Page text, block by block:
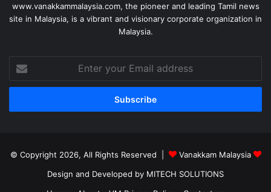
www.vanakkammalaysia.com, the pioneer and leading Tamil news
site in Malaysia, is a vibrant and visionary corporate organization in
Malaysia.
your
Email
© Copyright 2026, All Rights Reserved |
Vanakkam Malaysia
Design and Developed by MITECH SOLUTIONS